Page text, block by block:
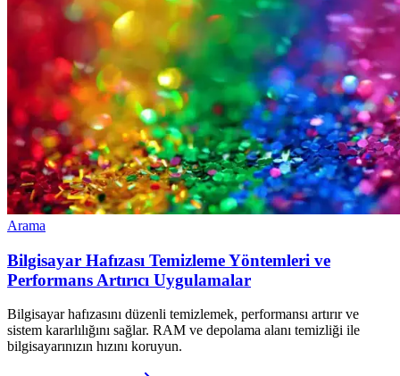
Arama
Bilgisayar Hafızası Temizleme Yöntemleri ve
Performans Artırıcı Uygulamalar
Bilgisayar hafızasını düzenli temizlemek, performansı artırır ve
sistem kararlılığını sağlar. RAM ve depolama alanı temizliği ile
bilgisayarınızın hızını koruyun.